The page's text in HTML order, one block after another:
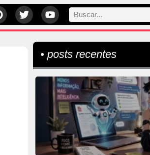
• posts recentes